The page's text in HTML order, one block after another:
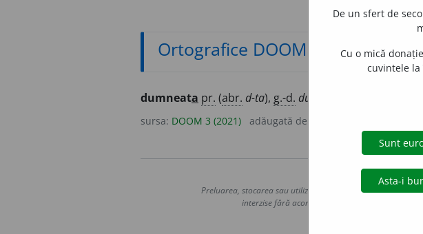
Ortografice DOOM
dumneata pr. (abr. d-ta), g.-d. dumit
sursa: DOOM 3 (2021) adăugată de
Copyright ©
Preluarea, stocarea sau utilizarea datelor de pe acest site,
interzise fără acordul nostru prealabil scris, cu
De un sfert de
Cu o mică
cuvintele